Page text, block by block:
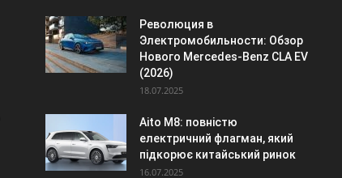
Революция в
Электромобильности: Обзор
Нового Mercedes-Benz CLA EV
(2026)
18.07.2025
Aito M8: повністю
електричний флагман, який
підкорює китайський ринок
16.07.2025